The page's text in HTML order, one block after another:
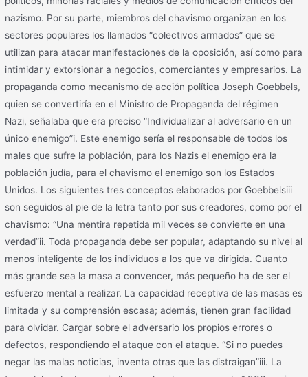
nazismo. Por su parte, miembros del chavismo organizan en los
sectores populares los llamados “colectivos armados” que se
utilizan para atacar manifestaciones de la oposición, así como para
intimidar y extorsionar a negocios, comerciantes y empresarios. La
propaganda como mecanismo de acción política Joseph Goebbels,
quien se convertiría en el Ministro de Propaganda del régimen
Nazi, señalaba que era preciso “Individualizar al adversario en un
único enemigo”i. Este enemigo sería el responsable de todos los
males que sufre la población, para los Nazis el enemigo era la
población judía, para el chavismo el enemigo son los Estados
Unidos. Los siguientes tres conceptos elaborados por Goebbelsiii
son seguidos al pie de la letra tanto por sus creadores, como por el
chavismo: “Una mentira repetida mil veces se convierte en una
verdad”ii. Toda propaganda debe ser popular, adaptando su nivel al
menos inteligente de los individuos a los que va dirigida. Cuanto
más grande sea la masa a convencer, más pequeño ha de ser el
esfuerzo mental a realizar. La capacidad receptiva de las masas es
limitada y su comprensión escasa; además, tienen gran facilidad
para olvidar. Cargar sobre el adversario los propios errores o
defectos, respondiendo el ataque con el ataque. “Si no puedes
negar las malas noticias, inventa otras que las distraigan”iii. La